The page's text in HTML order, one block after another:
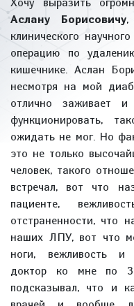
Аслану Борисовичу,
клинического
операцию по
кишечнике. Аслан
несмотря на мой
отлично заживает
функционировать,
ожидать не мог. Но
это не только
человек, такого
встречал, вот что
пациенте,
отстраненности, что
наших ЛПУ, вот что
ноги, вежливость и
доктор ко мне по
подсказывал, что и